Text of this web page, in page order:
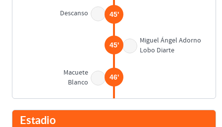
Descanso 45'
Miguel Ángel Adorno
Lobo Diarte
45'
Macuete
Blanco
46'
46'
Estadio